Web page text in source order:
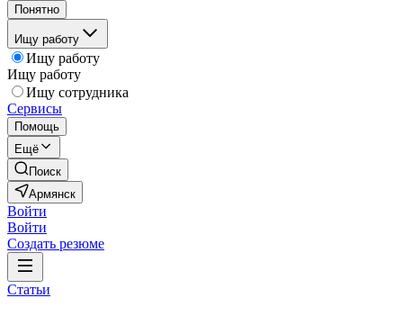
Понятно
Ищу работу
Ищу работу
Ищу работу
Ищу сотрудника
Сервисы
Помощь
Ещё
Поиск
Армянск
Войти
Войти
Создать резюме
Статьи